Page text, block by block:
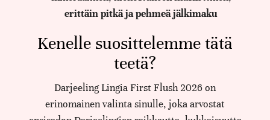
erittäin pitkä ja pehmeä jälkimaku
Kenelle suosittelemme tätä
teetä?
Darjeeling Lingia First Flush 2026 on
erinomainen valinta sinulle, joka arvostat